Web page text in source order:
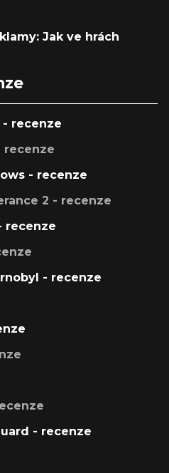
Jak ve hrách
- recenze
recenze
- recenze
2 - recenze
recenze
- recenze
- recenze